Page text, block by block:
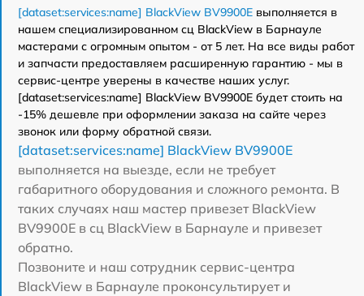
[dataset:services:name] BlackView BV9900E выполняется в
нашем специализированном сц BlackView в Барнауле
мастерами с огромным опытом - от 5 лет. На все виды работ
и запчасти предоставляем расширенную гарантию - мы в
сервис-центре уверены в качестве наших услуг.
[dataset:services:name] BlackView BV9900E будет стоить на
-15% дешевле при оформлении заказа на сайте через
звонок или форму обратной связи.
[dataset:services:name] BlackView BV9900E
выполняется на выезде, если не требует
габаритного оборудования и сложного ремонта. В
таких случаях наш мастер привезет BlackView
BV9900E в сц BlackView в Барнауле и привезет
обратно.
Позвоните и наш сотрудник сервис-центра
BlackView в Барнауле проконсультирует и